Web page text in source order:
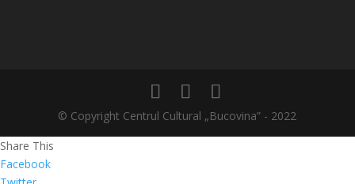
© Copyright Centrul Cultural „Bucovina” - 2022
Share This
Facebook